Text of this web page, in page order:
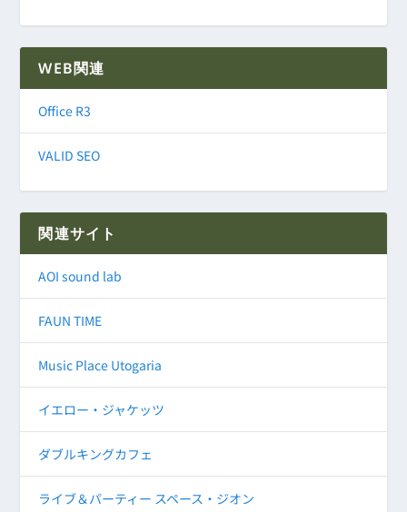
WEB関連
Office R3
VALID SEO
関連サイト
AOI sound lab
FAUN TIME
Music Place Utogaria
イエロー・ジャケッツ
ダブルキングカフェ
ライブ＆パーティー スペース・ジオン